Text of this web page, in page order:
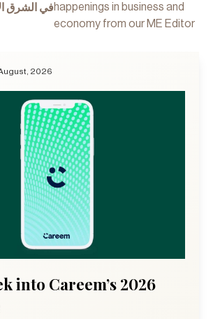
في الشرقhappenings in business and
economy from our ME Editor
2026
into Careem’s 2026